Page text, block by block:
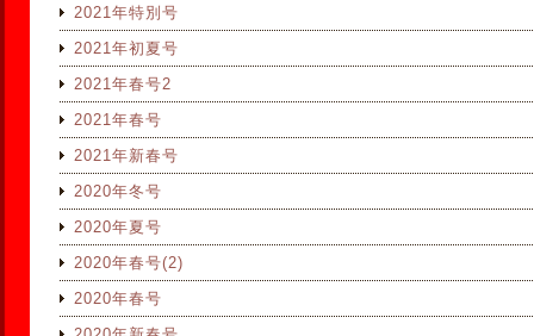
2021年特別号
2021年初夏号
2021年春号2
2021年春号
2021年新春号
2020年冬号
2020年夏号
2020年春号(2)
2020年春号